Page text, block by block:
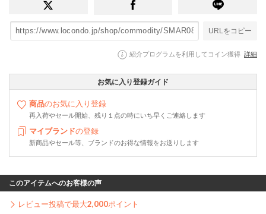
URLをコピー
紹介プログラムを利用してコイン獲得 詳細
お気に入り登録ガイド
商品のお気に入り登録
再入荷やセール開始、残り１点の時にいち早くご連絡します
マイブランドの登録
新商品やセール等、ブランドのお得な情報をお送りします
このアイテムへのお客様の声
レビュー投稿で最大2,000ポイント